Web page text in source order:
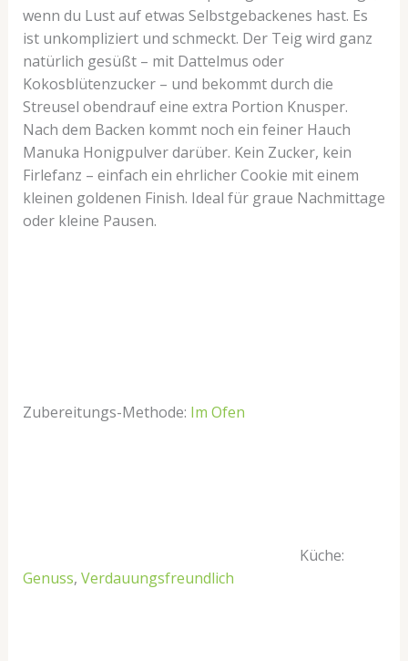
wenn du Lust auf etwas Selbstgebackenes hast. Es
ist unkompliziert und schmeckt. Der Teig wird ganz
natürlich gesüßt – mit Dattelmus oder
Kokosblütenzucker – und bekommt durch die
Streusel obendrauf eine extra Portion Knusper.
Nach dem Backen kommt noch ein feiner Hauch
Manuka Honigpulver darüber. Kein Zucker, kein
Firlefanz – einfach ein ehrlicher Cookie mit einem
kleinen goldenen Finish. Ideal für graue Nachmittage
oder kleine Pausen.
Zubereitungs-Methode: Im Ofen
Küche:
Genuss, Verdauungsfreundlich